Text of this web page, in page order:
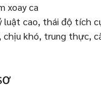
xoay ca
luật cao, thái độ tích
chịu khó, trung thực,